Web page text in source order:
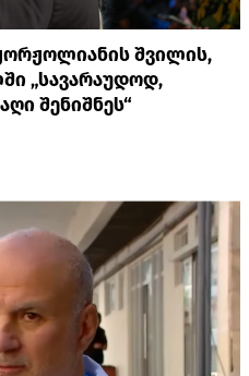
შვილის,
„სავარაუდოდ,
შენიშნეს“